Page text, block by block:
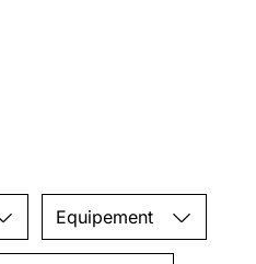
Equipement